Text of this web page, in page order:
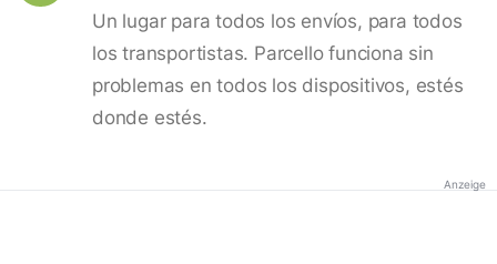
Un lugar para todos los envíos, para todos
los transportistas. Parcello funciona sin
problemas en todos los dispositivos, estés
donde estés.
Anzeige